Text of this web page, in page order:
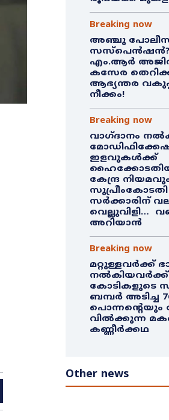
Breaking now
അഞ്ചു
സസ്‌പെൻഷൻ?
എം.ആർ
കസേര
ആഭ്യന്തര
നീക്കം!
Breaking now
വാഗ്ദാനം
ഇളവുകൾക്ക്
കേന്ദ്ര
സർക്കാരിന്
വെല്ലുവിളി…
അറിയാൻ
Breaking now
മറ്റുള്ളവർക്ക്
കോടികളുടെ
ബമ്പർ അടിച്ച
പൊന്നന്റെയും
വിൽക്കുന്ന
കണ്ണീർക്കഥ
Other news